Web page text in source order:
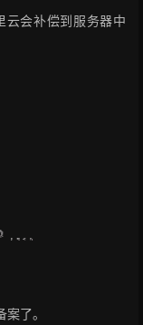
云会补偿到服务器中
了。